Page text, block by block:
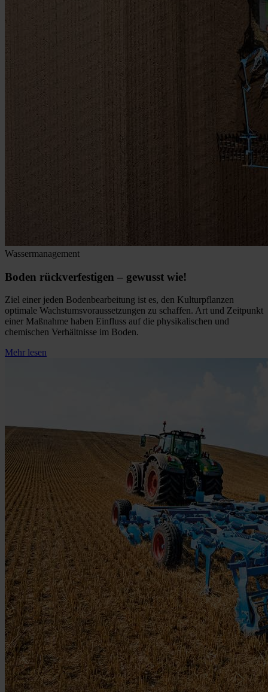
Wassermanagement
Boden rückverfestigen – gewusst wie!
Ziel einer jeden Bodenbearbeitung ist es, den Kulturpflanzen
optimale Wachstumsvoraussetzungen zu schaffen. Art und Zeitpunkt
einer Maßnahme haben Einfluss auf die physikalischen und
chemischen Verhältnisse im Boden.
Mehr lesen